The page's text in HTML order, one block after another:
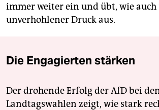
immer weiter ein und übt, wie
unverhohlener Druck aus.
Die Engagierten stärken
Der drohende Erfolg der AfD bei
Landtagswahlen zeigt, wie stark